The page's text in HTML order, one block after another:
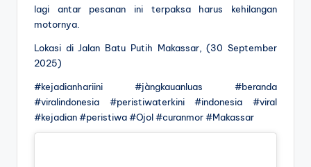
lagi antar pesanan ini terpaksa harus kehilangan
motornya.
Lokasi di Jalan Batu Putih Makassar, (30 September
2025)
#kejadianhariini #jàngkauanluas #beranda
#viralindonesia #peristiwaterkini #indonesia #viral
#kejadian #peristiwa #Ojol #curanmor #Makassar